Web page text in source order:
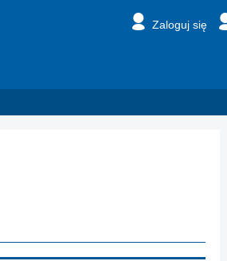
Zaloguj się